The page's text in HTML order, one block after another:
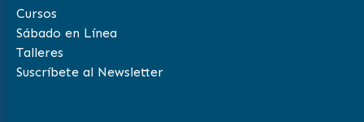
Cursos
Sábado en Línea
Talleres
Suscríbete al Newsletter